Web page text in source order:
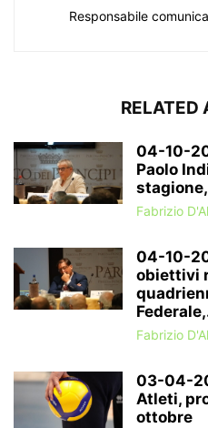
Responsabile
RELATED
04-10-
Paolo
Fabrizio
04-10-
obiettivi
Fabrizio
03-04-
Atleti,
ottobre